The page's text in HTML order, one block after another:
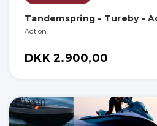
Tandemspring - Tureby -
Action
DKK 2.900,00